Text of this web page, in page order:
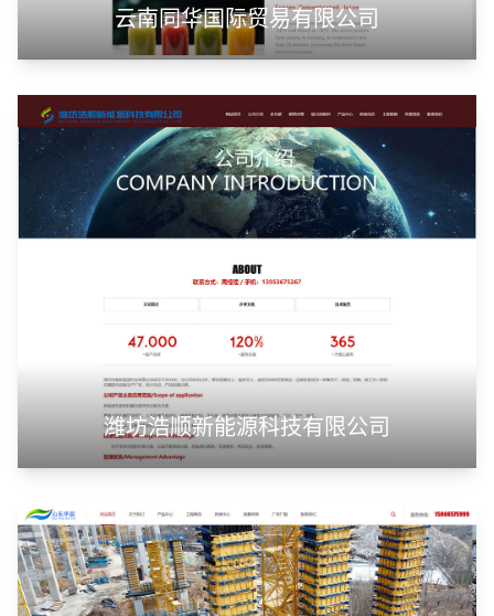
云南同华国际贸易有限公司
潍坊浩顺新能源科技有限公司